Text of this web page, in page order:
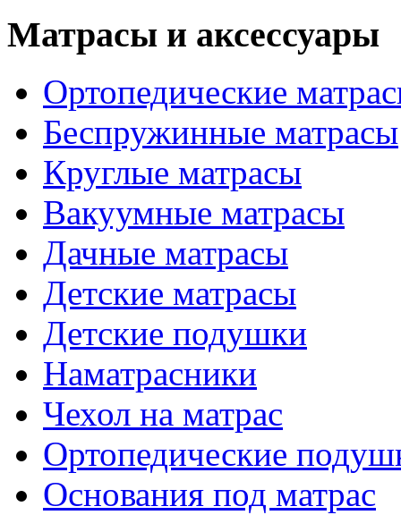
Матрасы и аксессуары
Ортопедические
Беспружинные матрасы
Круглые матрасы
Вакуумные матрасы
Дачные матрасы
Детские матрасы
Детские подушки
Наматрасники
Чехол на матрас
Ортопедические
Основания под матрас